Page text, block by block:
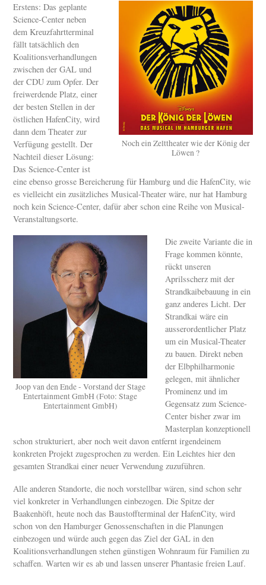
Noch ein Zelttheater wie der König der
Löwen ?
Erstens: Das geplante
Science-Center neben
dem Kreuzfahrtterminal
fällt tatsächlich den
Koalitionsverhandlungen
zwischen der GAL und
der CDU zum Opfer. Der
freiwerdende Platz, einer
der besten Stellen in der
östlichen HafenCity, wird
dann dem Theater zur
Verfügung gestellt. Der
Nachteil dieser Lösung:
Das Science-Center ist
eine ebenso grosse Bereicherung für Hamburg und die HafenCity, wie
es vielleicht ein zusätzliches Musical-Theater wäre, nur hat Hamburg
noch kein Science-Center, dafür aber schon eine Reihe von Musical-
Veranstaltungsorte.
Joop van den Ende - Vorstand der Stage
Entertainment GmbH (Foto: Stage
Entertainment GmbH)
Die zweite Variante die in
Frage kommen könnte,
rückt unseren
Aprilsscherz mit der
Strandkaibebauung in ein
ganz anderes Licht. Der
Strandkai wäre ein
ausserordentlicher Platz
um ein Musical-Theater
zu bauen. Direkt neben
der Elbphilharmonie
gelegen, mit ähnlicher
Prominenz und im
Gegensatz zum Science-
Center bisher zwar im
Masterplan konzeptionell
schon strukturiert, aber noch weit davon entfernt irgendeinem
konkreten Projekt zugesprochen zu werden. Ein Leichtes hier den
gesamten Strandkai einer neuer Verwendung zuzuführen.
Alle anderen Standorte, die noch vorstellbar wären, sind schon sehr
viel konkreter in Verhandlungen einbezogen. Die Spitze der
Baakenhöft, heute noch das Baustoffterminal der HafenCity, wird
schon von den Hamburger Genossenschaften in die Planungen
einbezogen und würde auch gegen das Ziel der GAL in den
Koalitionsverhandlungen stehen günstigen Wohnraum für Familien zu
schaffen. Warten wir es ab und lassen unserer Phantasie freien Lauf.